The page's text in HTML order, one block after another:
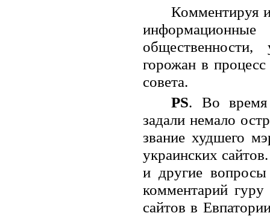
Комментируя
горожан в
совета.
PS. Во время
задали немало
звание худшего
украинских
и другие
комментарий гуру
сайтов в